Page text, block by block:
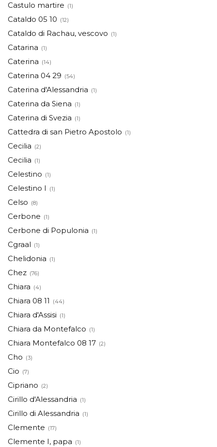
Castulo martire (1)
Cataldo 05 10 (12)
Cataldo di Rachau, vescovo (1)
Catarina (1)
Caterina (14)
Caterina 04 29 (54)
Caterina d'Alessandria (1)
Caterina da Siena (1)
Caterina di Svezia (1)
Cattedra di san Pietro Apostolo (1)
Cecilia (2)
Cecilia (1)
Celestino (1)
Celestino I (1)
Celso (8)
Cerbone (1)
Cerbone di Populonia (1)
Cgraal (1)
Chelidonia (1)
Chez (76)
Chiara (4)
Chiara 08 11 (44)
Chiara d'Assisi (1)
Chiara da Montefalco (1)
Chiara Montefalco 08 17 (2)
Cho (3)
Cio (7)
Cipriano (2)
Cirillo d'Alessandria (1)
Cirillo di Alessandria (1)
Clemente (17)
Clemente I, papa (1)